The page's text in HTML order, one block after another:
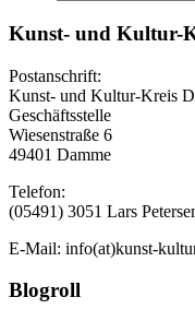
Kunst- und Kultur-
Postanschrift:
Kunst- und Kultur-Kreis
Geschäftsstelle
Wiesenstraße 6
49401 Damme
Telefon:
(05491) 3051 Lars
E-Mail: info(at)kunst-
Blogroll